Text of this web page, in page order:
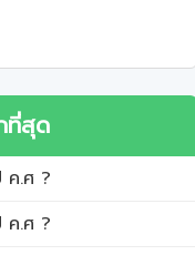
ที่สุด
ค.ศ ?
ค.ศ ?